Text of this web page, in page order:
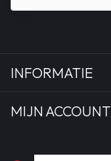
INFORMATIE
MIJN ACCOUNT